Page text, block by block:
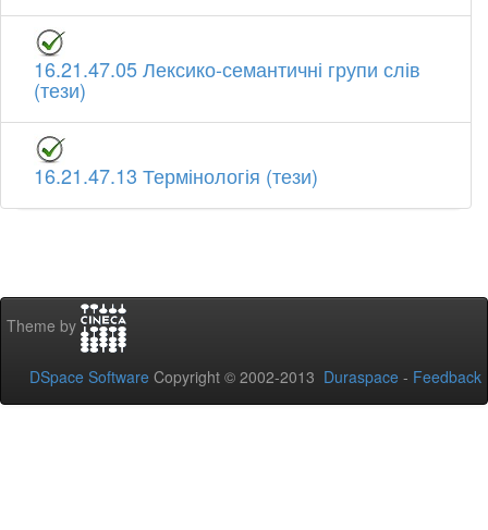
16.21.47.05 Лексико-семантичні групи слів
(тези)
16.21.47.13 Термінологія (тези)
Theme by
DSpace Software Copyright © 2002-2013 Duraspace - Feedback